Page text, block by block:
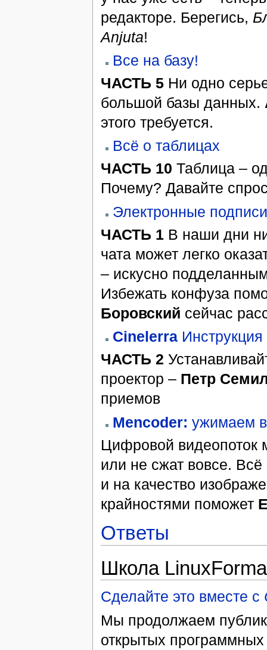
редакторе. Берегись,
Anjuta!
Все на базу!
ЧАСТЬ 5Ни одно
большой базы данных.
этого требуется.
Всё о таблицах
ЧАСТЬ 10 Таблица –
Почему? Давайте
Электронные
ЧАСТЬ 1В наши дни
чата может легко
– искусно
Избежать конфуза
Боровский сейчас
Cinelerra
ЧАСТЬ 2
проектор – Петр
приемов
Mencoder: ужимаем
Цифровой видеопоток
или не сжат вовсе.
и на качество
крайностями поможет
Ответы
Школа
Сделайте это вместе с
Мы продолжаем
открытых программных